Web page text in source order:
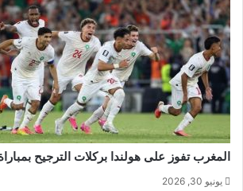
المغرب تفوز على هولندا بركلات الترجيح
يونيو 30, 2026